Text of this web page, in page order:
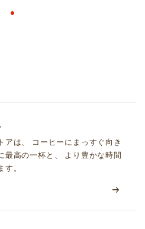
アは、 コーヒーにまっすぐ向き
最高の一杯と、 より豊かな時間
す。